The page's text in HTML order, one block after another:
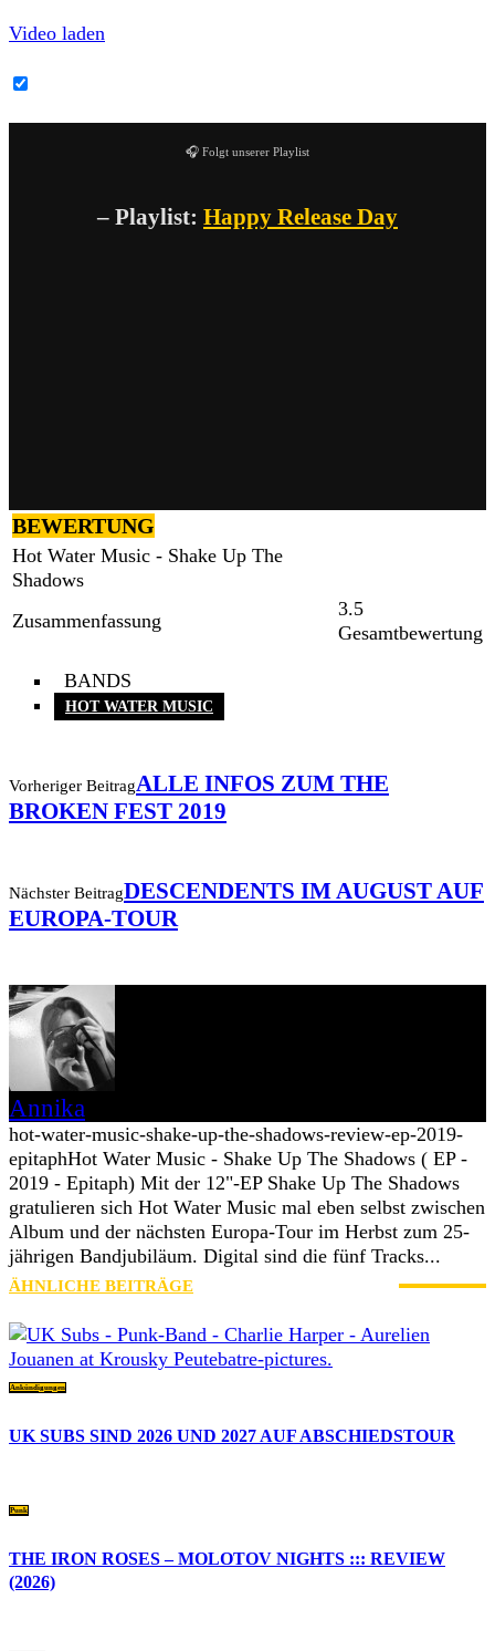
Video laden
🎧 Folgt unserer Playlist
– Playlist: Happy Release Day
BEWERTUNG
Hot Water Music - Shake Up The
Shadows
Zusammenfassung
3.5
Gesamtbewertung
BANDS
HOT WATER MUSIC
Vorheriger BeitragALLE INFOS ZUM THE
BROKEN FEST 2019
Nächster BeitragDESCENDENTS IM AUGUST AUF
EUROPA-TOUR
Annika
hot-water-music-shake-up-the-shadows-review-ep-2019-
epitaphHot Water Music - Shake Up The Shadows ( EP -
2019 - Epitaph) Mit der 12"-EP Shake Up The Shadows
gratulieren sich Hot Water Music mal eben selbst zwischen
Album und der nächsten Europa-Tour im Herbst zum 25-
jährigen Bandjubiläum. Digital sind die fünf Tracks...
ÄHNLICHE BEITRÄGE
Ankündigungen
UK SUBS SIND 2026 UND 2027 AUF ABSCHIEDSTOUR
Punk
THE IRON ROSES – MOLOTOV NIGHTS ::: REVIEW
(2026)